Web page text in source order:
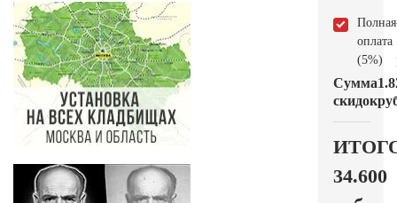
Полная
оплата
(5%)
Сумма
скидок
34.600